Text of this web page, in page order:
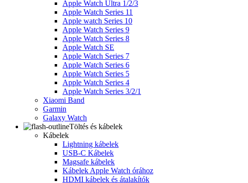
Apple Watch Ultra 1/2/3
Apple Watch Series 11
Apple watch Series 10
Apple Watch Series 9
Apple Watch Series 8
Apple Watch SE
Apple Watch Series 7
Apple Watch Series 6
Apple Watch Series 5
Apple Watch Series 4
Apple Watch Series 3/2/1
Xiaomi Band
Garmin
Galaxy Watch
Töltés és kábelek
Kábelek
Lightning kábelek
USB-C Kábelek
Magsafe kábelek
Kábelek Apple Watch órához
HDMI kábelek és átalakítók